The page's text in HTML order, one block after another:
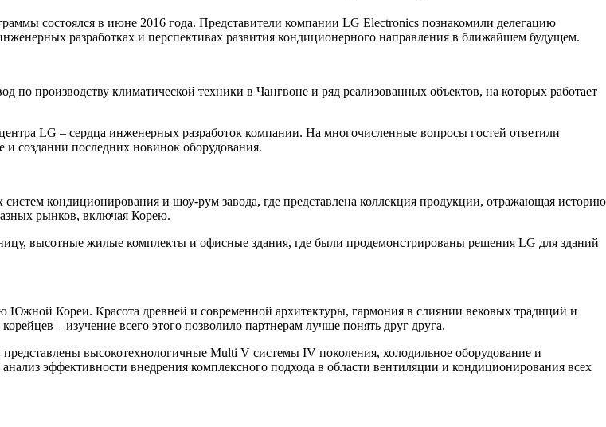
состоялся в июне 2016 года. Представители компании LG Electronics познакомили делегацию
разработках и перспективах развития кондиционерного направления в ближайшем будущем.
по производству климатической техники в Чангвоне и ряд реализованных объектов, на которых работает
LG – сердца инженерных разработок компании. На многочисленные вопросы гостей ответили
создании последних новинок оборудования.
кондиционирования и шоу-рум завода, где представлена коллекция продукции, отражающая историю
рынков, включая Корею.
высотные жилые комплекты и офисные здания, где были продемонстрированы решения LG для зданий
Кореи. Красота древней и современной архитектуры, гармония в слиянии вековых традиций и
– изучение всего этого позволило партнерам лучше понять друг друга.
высокотехнологичные Multi V системы IV поколения, холодильное оборудование и
эффективности внедрения комплексного подхода в области вентиляции и кондиционирования всех